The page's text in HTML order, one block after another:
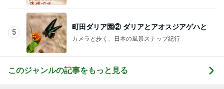
5
町田ダリア園② ダリアとアオスジアゲハと
カメラと歩く、日本の風景スナップ紀行
このジャンルの記事をもっと見る